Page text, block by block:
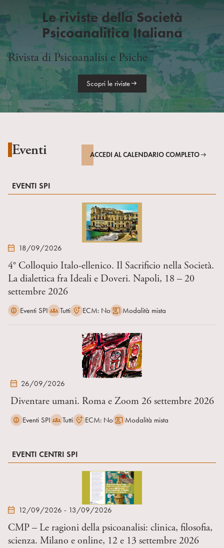
Le riviste della Società
Psicoanalitica Italiana
Rivista di Psicoanalisi e Psiche
Scopri le riviste
Eventi ACCEDI AL CALENDARIO COMPLETO
EVENTI SPI
18/09/2026
4° Colloquio Italo-ellenico. Il Sacrificio nella Società.
La dialettica fra Ideali e Doveri. Napoli, 18 – 20
settembre 2026
Eventi SPI Tutti ECM: No Modalità mista
26/09/2026
Diventare umani. Roma e Zoom 26 settembre 2026
Eventi SPI Tutti ECM: No Modalità mista
EVENTI CENTRI SPI
12/09/2026 - 13/09/2026
CMP – Le ragioni della psicoanalisi: clinica, filosofia,
scienza. Milano e online, 12 e 13 settembre 2026